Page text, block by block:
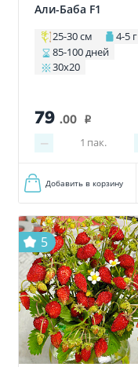
Али-Баба F1
25-30 см
4-5 г
85-100 дней
30х20
79 .00 i
− 1 пак.
Добавить в корзину
5